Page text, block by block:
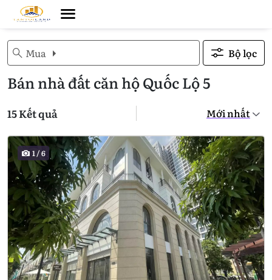
Mua Bộ lọc
Bán nhà đất căn hộ Quốc Lộ 5
15 Kết quả
1/6